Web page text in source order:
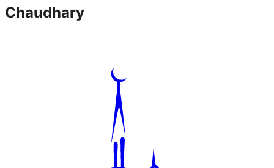
Chaudhary